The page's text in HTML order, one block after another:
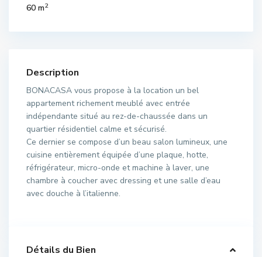
60 m2
Description
BONACASA vous propose à la location un bel
appartement richement meublé avec entrée
indépendante situé au rez-de-chaussée dans un
quartier résidentiel calme et sécurisé.
Ce dernier se compose d’un beau salon lumineux, une
cuisine entièrement équipée d’une plaque, hotte,
réfrigérateur, micro-onde et machine à laver, une
chambre à coucher avec dressing et une salle d’eau
avec douche à l’italienne.
Détails du Bien